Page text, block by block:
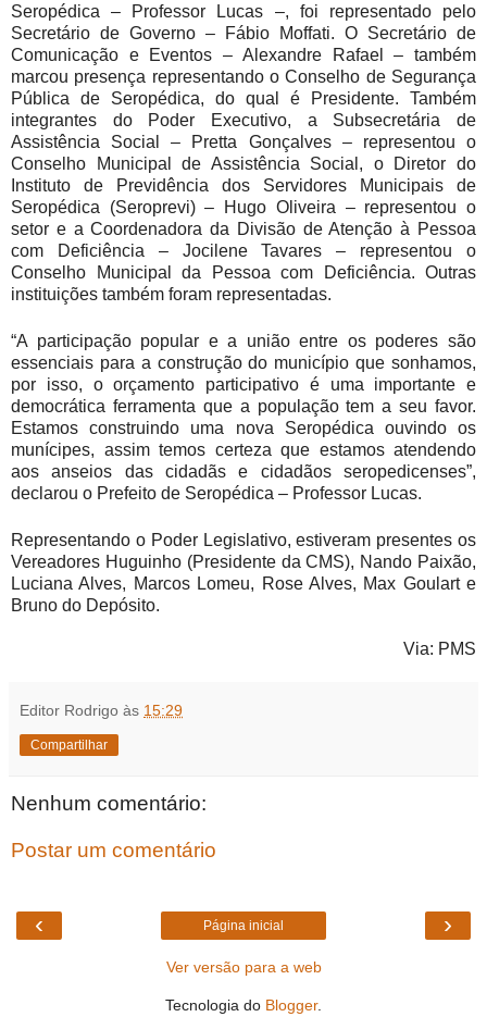
Seropédica – Professor Lucas –, foi representado pelo
Secretário de Governo – Fábio Moffati. O Secretário de
Comunicação e Eventos – Alexandre Rafael – também
marcou presença representando o Conselho de Segurança
Pública de Seropédica, do qual é Presidente. Também
integrantes do Poder Executivo, a Subsecretária de
Assistência Social – Pretta Gonçalves – representou o
Conselho Municipal de Assistência Social, o Diretor do
Instituto de Previdência dos Servidores Municipais de
Seropédica (Seroprevi) – Hugo Oliveira – representou o
setor e a Coordenadora da Divisão de Atenção à Pessoa
com Deficiência – Jocilene Tavares – representou o
Conselho Municipal da Pessoa com Deficiência. Outras
instituições também foram representadas.
“A participação popular e a união entre os poderes são
essenciais para a construção do município que sonhamos,
por isso, o orçamento participativo é uma importante e
democrática ferramenta que a população tem a seu favor.
Estamos construindo uma nova Seropédica ouvindo os
munícipes, assim temos certeza que estamos atendendo
aos anseios das cidadãs e cidadãos seropedicenses”,
declarou o Prefeito de Seropédica – Professor Lucas.
Representando o Poder Legislativo, estiveram presentes os
Vereadores Huguinho (Presidente da CMS), Nando Paixão,
Luciana Alves, Marcos Lomeu, Rose Alves, Max Goulart e
Bruno do Depósito.
Via: PMS
Editor Rodrigo às 15:29
Compartilhar
Nenhum comentário:
Postar um comentário
‹ ›
Página inicial
Ver versão para a web
Tecnologia do Blogger.